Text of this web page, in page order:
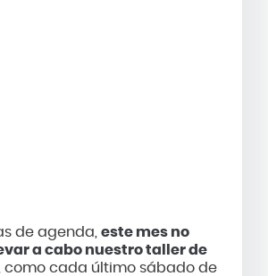
de agenda, este mes no
a cabo nuestro taller de
como cada último sábado de